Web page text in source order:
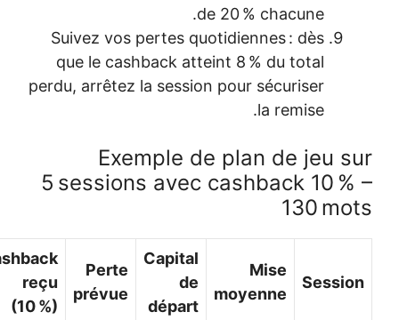
de 20 %
Suivez vos pertes
que le cashback atteint 8 %
perdu, arrêtez la session pour
Exemple de plan
5 sessions avec
de
départ
prévue
Cashback
(10 %)
Capital
net après
cashback